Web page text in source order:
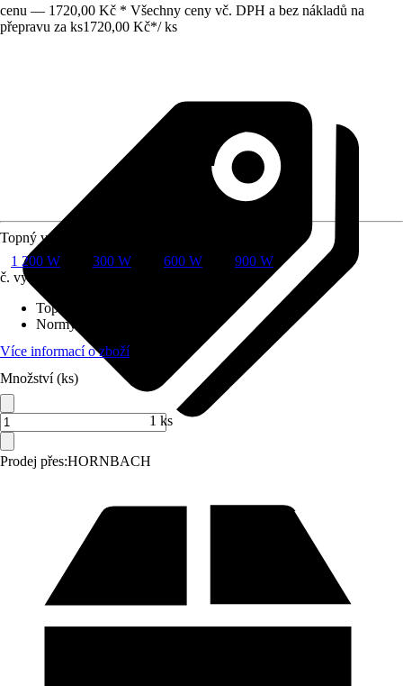
cenu — 1720,00 Kč * Všechny ceny vč. DPH a bez nákladů na
přepravu za ks1720,00 Kč*/ ks
Prodej přes:HORNBACH
Topný výkon
1 200 W
300 W 600 W
900 W
č. výrobku
Topný výkon
Normy/Certifikáty
Více informací o zboží
Množství (ks)
1 ks